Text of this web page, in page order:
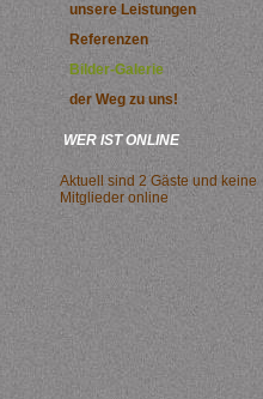
unsere Leistungen
Referenzen
Bilder-Galerie
der Weg zu uns!
WER IST ONLINE
Aktuell sind 2 Gäste und keine
Mitglieder online